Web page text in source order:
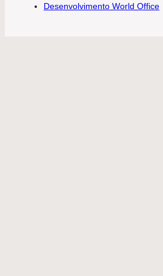
Desenvolvimento World Office